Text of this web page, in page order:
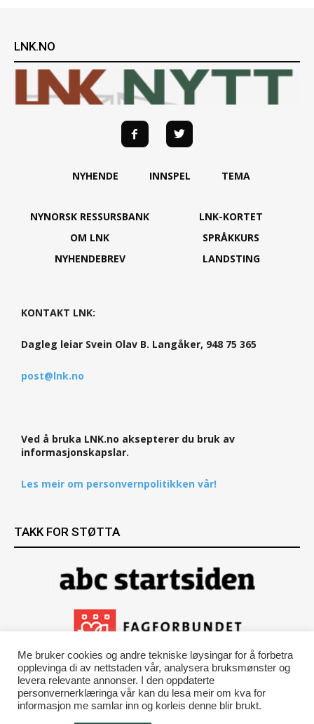
LNK.NO
NYHENDE INNSPEL TEMA
NYNORSK RESSURSBANK
OM LNK
NYHENDEBREV
LNK-KORTET
SPRÅKKURS
LANDSTING
KONTAKT LNK:
Dagleg leiar Svein Olav B. Langåker, 948 75 365
post@lnk.no
Ved å bruka LNK.no aksepterer du bruk av
informasjonskapslar.
Les meir om personvernpolitikken vår!
TAKK FOR STØTTA
Me bruker cookies og andre tekniske løysingar for å forbetra
opplevinga di av nettstaden vår, analysera bruksmønster og
levera relevante annonser. I den oppdaterte
personvernerklæringa vår kan du lesa meir om kva for
informasjon me samlar inn og korleis denne blir brukt.